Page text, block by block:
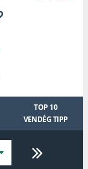
TOP 10
VENDÉG TIPP